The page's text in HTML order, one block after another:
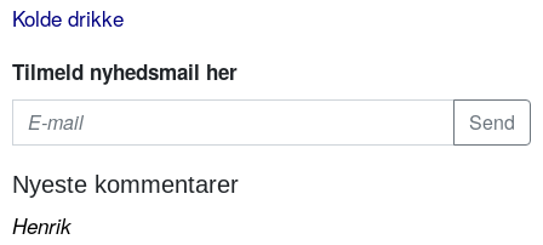
Kolde drikke
Tilmeld nyhedsmail her
Nyeste kommentarer
Henrik